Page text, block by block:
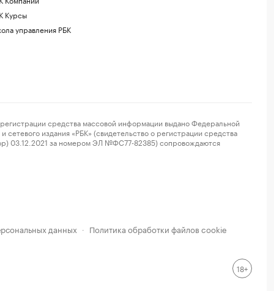
Курсы
управления РБК
средства массовой информации выдано Федеральной
издания «РБК» (свидетельство о регистрации средства
03.12.2021 за номером ЭЛ №ФС77-82385) сопровождаются
данных · Политика обработки файлов cookie
18+